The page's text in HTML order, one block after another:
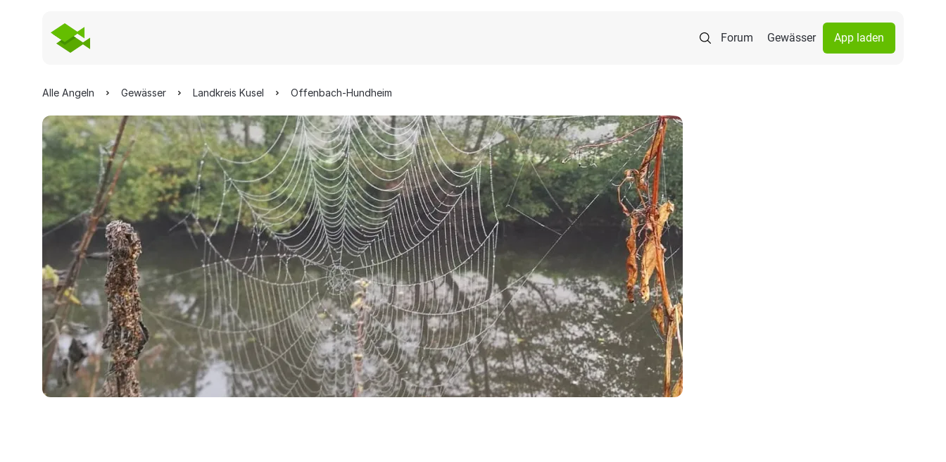
Forum Gewässer App laden
Alle Angeln Gewässer Landkreis Kusel Offenbach-Hundheim